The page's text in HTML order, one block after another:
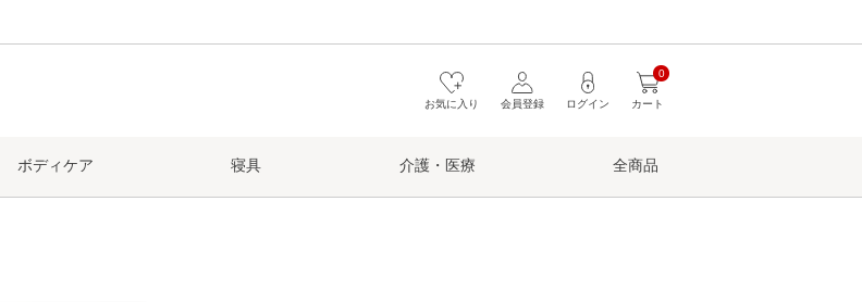
カート
0
ログイン
会員登録
お気に入り
ボディケア 寝具 介護・医療 全商品